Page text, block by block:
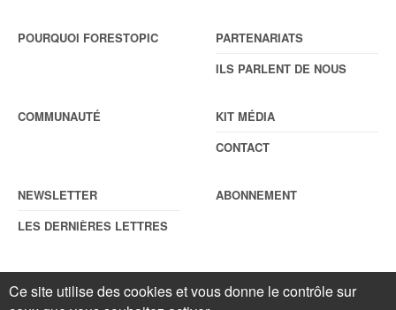
POURQUOI FORESTOPIC
PARTENARIATS
ILS PARLENT DE NOUS
COMMUNAUTÉ
KIT MÉDIA
CONTACT
NEWSLETTER
LES DERNIÈRES LETTRES
ABONNEMENT
© ForestopicMentions légales. Reproduction interdite sans autorisation
Ce site utilise des cookies et vous donne le contrôle sur